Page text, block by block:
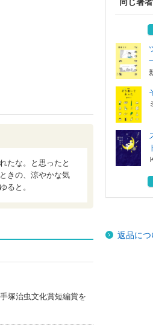
たな。と思ったと
きの、涼やかな気
ると。
塚治虫文化賞短編賞を
返品につ